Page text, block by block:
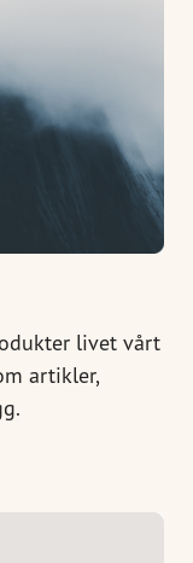
livet vårt
artikler,